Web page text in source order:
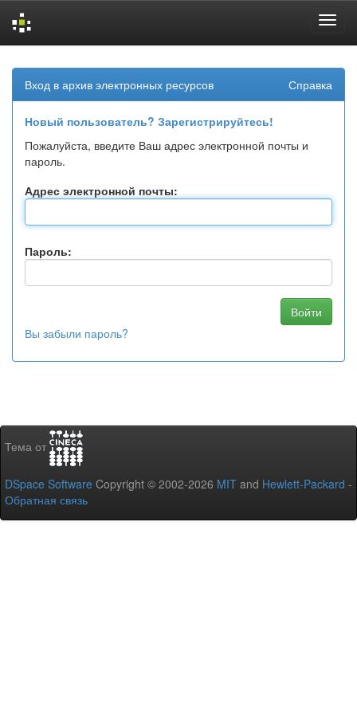
navigation
Вход в архив электронных ресурсов Справка
Новый пользователь? Зарегистрируйтесь!
Пожалуйста, введите Ваш адрес электронной почты и
пароль.
Адрес электронной почты:
Пароль:
Вы забыли пароль?
Тема от
DSpace Software Copyright © 2002-2026 MIT and Hewlett-Packard -
Обратная связь